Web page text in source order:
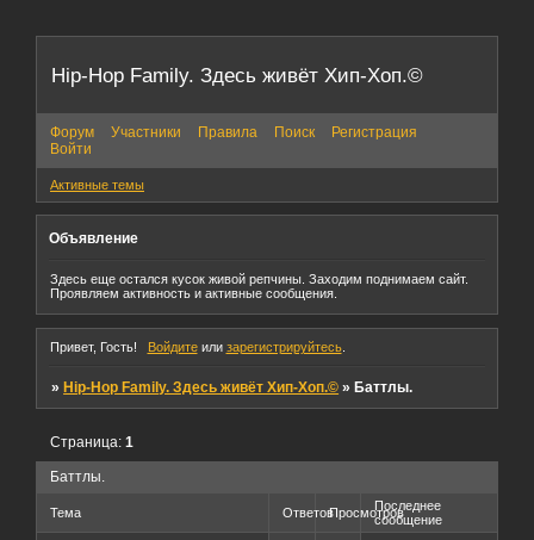
Hip-Hop Family. Здесь живёт Хип-Хоп.©
Форум Участники Правила Поиск
Регистрация
Войти
Активные темы
Объявление
Здесь еще остался кусок живой репчины. Заходим поднимаем сайт.
Проявляем активность и активные сообщения.
Привет, Гость! Войдитеили зарегистрируйтесь.
» Hip-Hop Family. Здесь живёт Хип-Хоп.© » Баттлы.
Баттлы.
Страница:1
Тема ОтветовПросмотровПоследнее
сообщение